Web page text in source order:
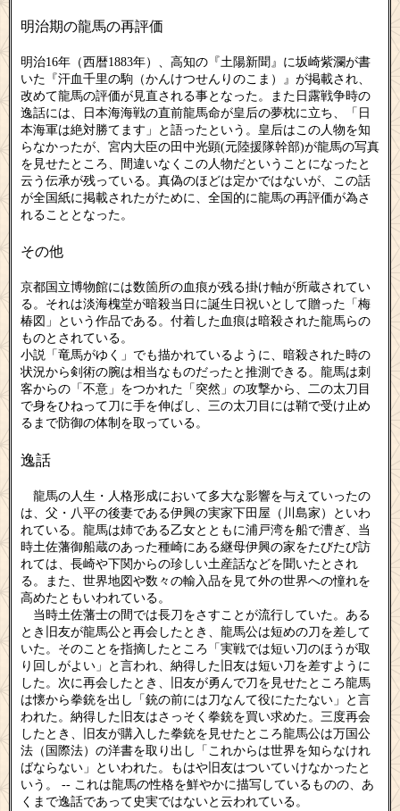
明治期の龍馬の再評価
明治16年（西暦1883年）、高知の『土陽新聞』に坂崎紫瀾が書
いた『汗血千里の駒（かんけつせんりのこま）』が掲載され、
改めて龍馬の評価が見直される事となった。また日露戦争時の
逸話には、日本海海戦の直前龍馬命が皇后の夢枕に立ち、「日
本海軍は絶対勝てます」と語ったという。皇后はこの人物を知
らなかったが、宮内大臣の田中光顕(元陸援隊幹部)が龍馬の写真
を見せたところ、間違いなくこの人物だということになったと
云う伝承が残っている。真偽のほどは定かではないが、この話
が全国紙に掲載されたがために、全国的に龍馬の再評価が為さ
れることとなった。
その他
京都国立博物館には数箇所の血痕が残る掛け軸が所蔵されてい
る。それは淡海槐堂が暗殺当日に誕生日祝いとして贈った「梅
椿図」という作品である。付着した血痕は暗殺された龍馬らの
ものとされている。
小説「竜馬がゆく」でも描かれているように、暗殺された時の
状況から剣術の腕は相当なものだったと推測できる。龍馬は刺
客からの「不意」をつかれた「突然」の攻撃から、二の太刀目
で身をひねって刀に手を伸ばし、三の太刀目には鞘で受け止め
るまで防御の体制を取っている。
逸話
龍馬の人生・人格形成において多大な影響を与えていったの
は、父・八平の後妻である伊興の実家下田屋（川島家）といわ
れている。龍馬は姉である乙女とともに浦戸湾を船で漕ぎ、当
時土佐藩御船蔵のあった種崎にある継母伊興の家をたびたび訪
れては、長崎や下関からの珍しい土産話などを聞いたとされ
る。また、世界地図や数々の輸入品を見て外の世界への憧れを
高めたともいわれている。
当時土佐藩士の間では長刀をさすことが流行していた。ある
とき旧友が龍馬公と再会したとき、龍馬公は短めの刀を差して
いた。そのことを指摘したところ「実戦では短い刀のほうが取
り回しがよい」と言われ、納得した旧友は短い刀を差すように
した。次に再会したとき、旧友が勇んで刀を見せたところ龍馬
は懐から拳銃を出し「銃の前には刀なんて役にたたない」と言
われた。納得した旧友はさっそく拳銃を買い求めた。三度再会
したとき、旧友が購入した拳銃を見せたところ龍馬公は万国公
法（国際法）の洋書を取り出し「これからは世界を知らなけれ
ばならない」といわれた。もはや旧友はついていけなかったと
いう。 -- これは龍馬の性格を鮮やかに描写しているものの、あ
くまで逸話であって史実ではないと云われている。